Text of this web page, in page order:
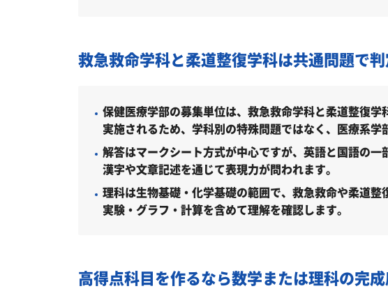
特別選抜 スポーツスカラシップ入試（共通／2027年度）
特別選抜 社会人入試（柔道整復学科／2027年度）
留学生試験（柔道整復学科／2027年度）
編入学試験（柔道整復学科／2027年度）
明治国際医療大学保健医療学部はどんなところ？
取得できる資格・主な卒業後の進路
救急救命学科と柔道整復学科は共通問題で
保健医療学部の募集単位は、救急救命学科と柔道整復
実施されるため、学科別の特殊問題ではなく、医療系学
解答はマークシート方式が中心ですが、英語と国語の
漢字や文章記述を通じて表現力が問われます。
理科は生物基礎・化学基礎の範囲で、救急救命や柔道
実験・グラフ・計算を含めて理解を確認します。
高得点科目を作るなら数学または理科の完